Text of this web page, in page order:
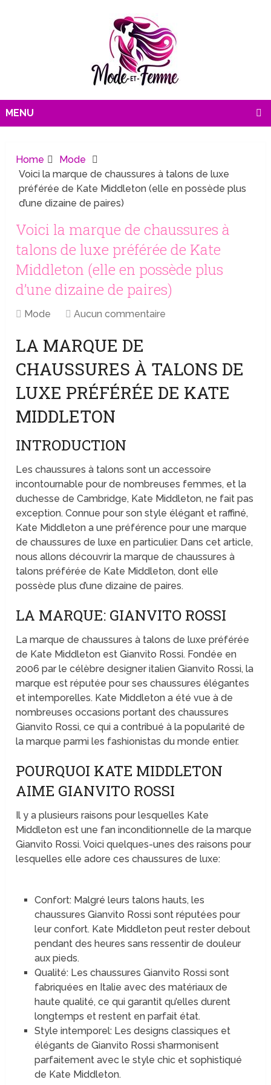
MENU
Home
Mode
Voici la marque de chaussures à talons de luxe
préférée de Kate Middleton (elle en possède plus
d’une dizaine de paires)
Voici la marque de chaussures à
talons de luxe préférée de Kate
Middleton (elle en possède plus
d’une dizaine de paires)
Mode Aucun commentaire
LA MARQUE DE
CHAUSSURES À TALONS DE
LUXE PRÉFÉRÉE DE KATE
MIDDLETON
INTRODUCTION
Les chaussures à talons sont un accessoire
incontournable pour de nombreuses femmes, et la
duchesse de Cambridge, Kate Middleton, ne fait pas
exception. Connue pour son style élégant et raffiné,
Kate Middleton a une préférence pour une marque
de chaussures de luxe en particulier. Dans cet article,
nous allons découvrir la marque de chaussures à
talons préférée de Kate Middleton, dont elle
possède plus d’une dizaine de paires.
LA MARQUE: GIANVITO ROSSI
La marque de chaussures à talons de luxe préférée
de Kate Middleton est Gianvito Rossi. Fondée en
2006 par le célèbre designer italien Gianvito Rossi, la
marque est réputée pour ses chaussures élégantes
et intemporelles. Kate Middleton a été vue à de
nombreuses occasions portant des chaussures
Gianvito Rossi, ce qui a contribué à la popularité de
la marque parmi les fashionistas du monde entier.
POURQUOI KATE MIDDLETON
AIME GIANVITO ROSSI
Il y a plusieurs raisons pour lesquelles Kate
Middleton est une fan inconditionnelle de la marque
Gianvito Rossi. Voici quelques-unes des raisons pour
lesquelles elle adore ces chaussures de luxe:
Confort: Malgré leurs talons hauts, les
chaussures Gianvito Rossi sont réputées pour
leur confort. Kate Middleton peut rester debout
pendant des heures sans ressentir de douleur
aux pieds.
Qualité: Les chaussures Gianvito Rossi sont
fabriquées en Italie avec des matériaux de
haute qualité, ce qui garantit qu’elles durent
longtemps et restent en parfait état.
Style intemporel: Les designs classiques et
élégants de Gianvito Rossi s’harmonisent
parfaitement avec le style chic et sophistiqué
de Kate Middleton.